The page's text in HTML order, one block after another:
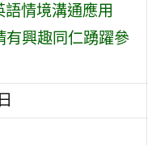
情境溝通應用
有興趣同仁踴躍參